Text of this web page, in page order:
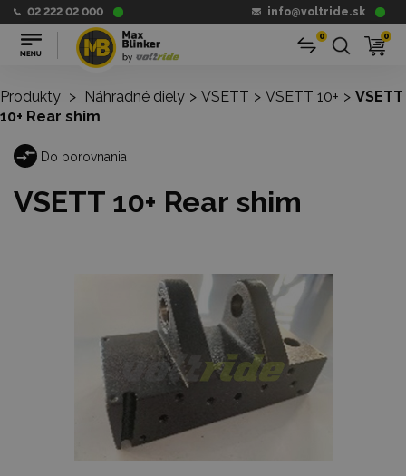
02 222 02 000 info@voltride.sk
0 0
Produkty > Náhradné diely > VSETT > VSETT 10+ > VSETT
10+ Rear shim
Do porovnania
VSETT 10+ Rear shim